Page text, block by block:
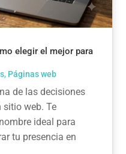
elegir el mejor para
, Páginas web
de las decisiones
sitio web. Te
ideal para
tu presencia en